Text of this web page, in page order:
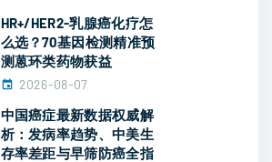
HR+/HER2-乳腺癌化疗怎
么选？70基因检测精准预
测蒽环类药物获益
2026-08-07
中国癌症最新数据权威解
析：发病率趋势、中美生
存率差距与早筛防癌全指